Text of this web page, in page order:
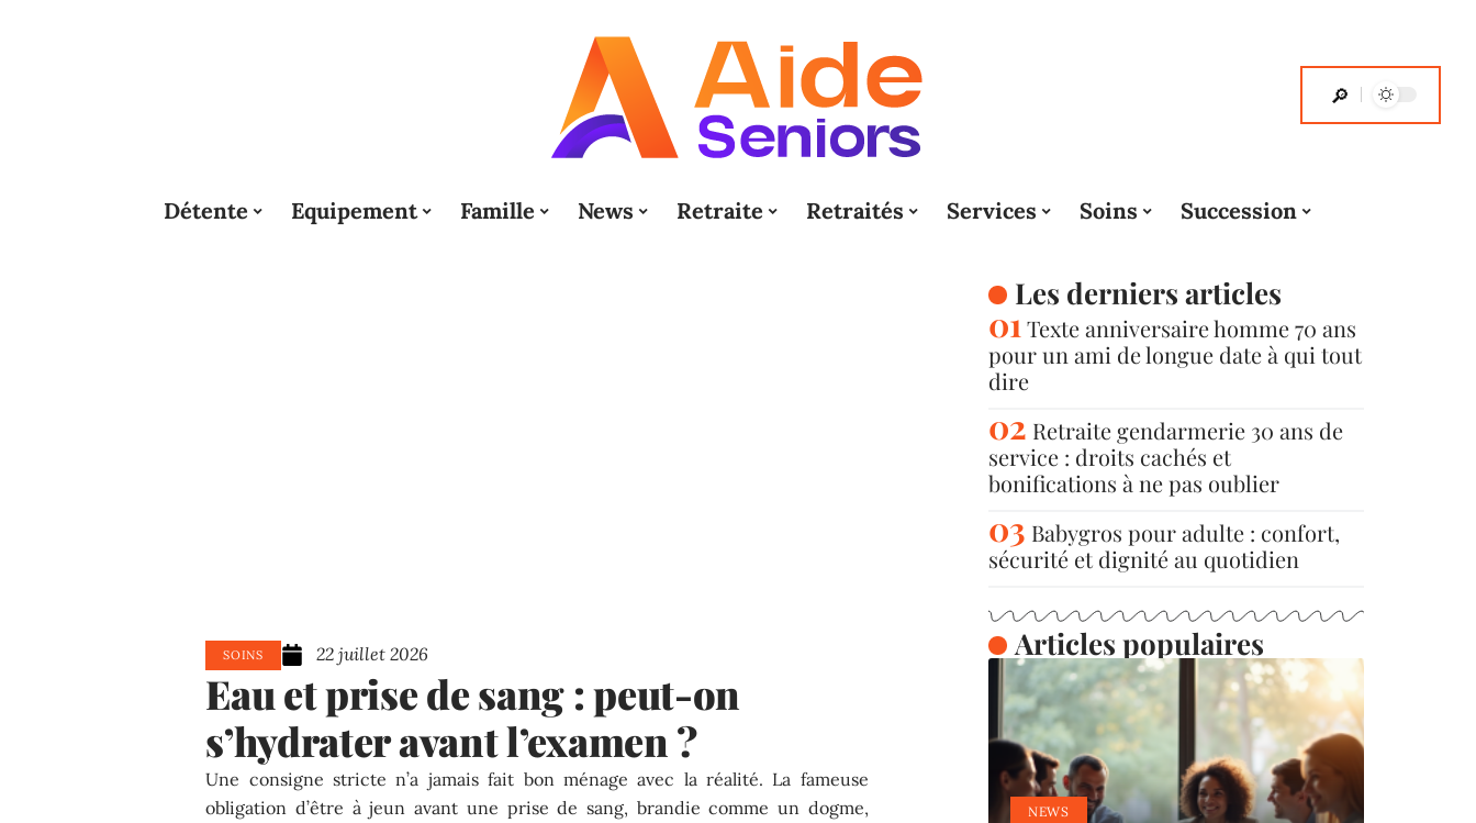
Détente Equipement Famille News Retraite Retraités Services Soins Succession
SOINS 22 juillet 2026
Eau et prise de sang : peut-on
s’hydrater avant l’examen ?
Une consigne stricte n’a jamais fait bon ménage avec la réalité. La fameuse
obligation d’être à jeun avant une prise de sang, brandie comme un dogme,
Les derniers articles
Texte anniversaire homme 70 ans
pour un ami de longue date à qui tout
dire
Retraite gendarmerie 30 ans de
service : droits cachés et
bonifications à ne pas oublier
Babygros pour adulte : confort,
sécurité et dignité au quotidien
Articles populaires
NEWS